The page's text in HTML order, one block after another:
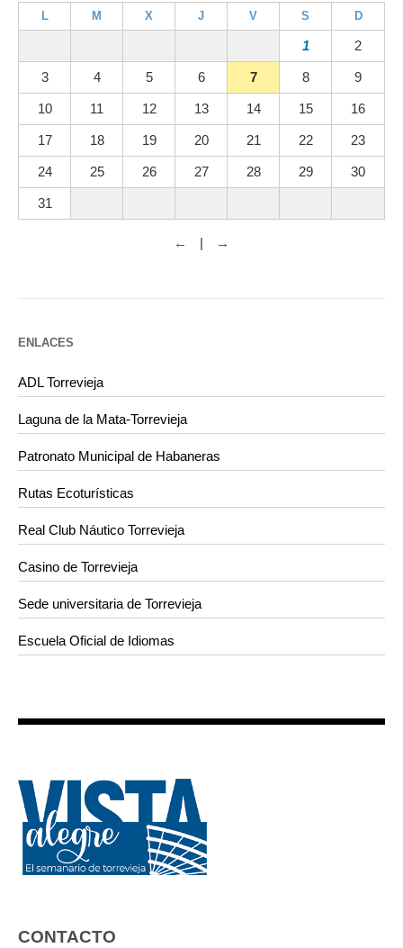
L M X J V S D
1 2
3 4 5 6 7 8 9
10 11 12 13 14 15 16
17 18 19 20 21 22 23
24 25 26 27 28 29 30
31
← | →
ENLACES
ADL Torrevieja
Laguna de la Mata-Torrevieja
Patronato Municipal de Habaneras
Rutas Ecoturísticas
Real Club Náutico Torrevieja
Casino de Torrevieja
Sede universitaria de Torrevieja
Escuela Oficial de Idiomas
CONTACTO